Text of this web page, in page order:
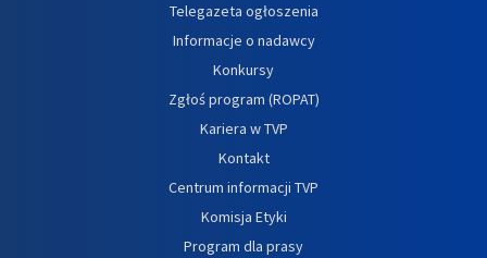
Telegazeta ogłoszenia
Informacje o nadawcy
Konkursy
Zgłoś program (ROPAT)
Kariera w TVP
Kontakt
Centrum informacji TVP
Komisja Etyki
Program dla prasy